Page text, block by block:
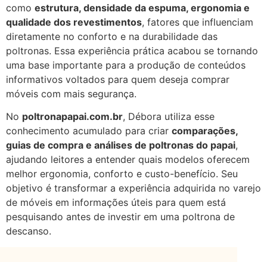
como estrutura, densidade da espuma, ergonomia e
qualidade dos revestimentos, fatores que influenciam
diretamente no conforto e na durabilidade das
poltronas. Essa experiência prática acabou se tornando
uma base importante para a produção de conteúdos
informativos voltados para quem deseja comprar
móveis com mais segurança.
No poltronapapai.com.br, Débora utiliza esse
conhecimento acumulado para criar comparações,
guias de compra e análises de poltronas do papai,
ajudando leitores a entender quais modelos oferecem
melhor ergonomia, conforto e custo-benefício. Seu
objetivo é transformar a experiência adquirida no varejo
de móveis em informações úteis para quem está
pesquisando antes de investir em uma poltrona de
descanso.